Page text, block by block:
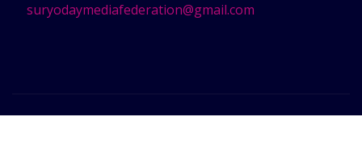
suryodaymediafederation@gmail.com